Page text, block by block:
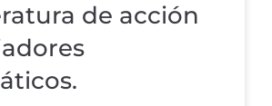
de acción